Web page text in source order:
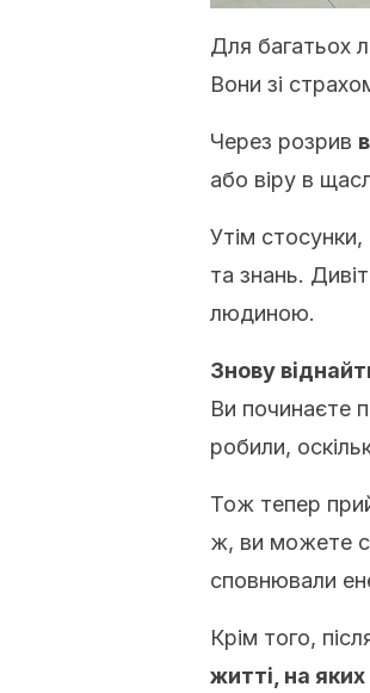
Для багатьох
Вони зі
Через розрив
або віру в
Утім
та знань.
людиною.
Знову
Ви починаєте
робили,
Тож тепер
ж, ви можете
сповнювали
Крім того,
житті, на